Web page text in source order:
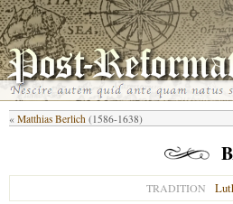
« Matthias Berlich (1586-1638)
TRADITION